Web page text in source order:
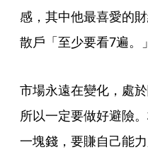
感，其中他最喜愛的
散戶「至少要看7遍。」
市場永遠在變化，處
所以一定要做好避險
一塊錢，要賺自己能